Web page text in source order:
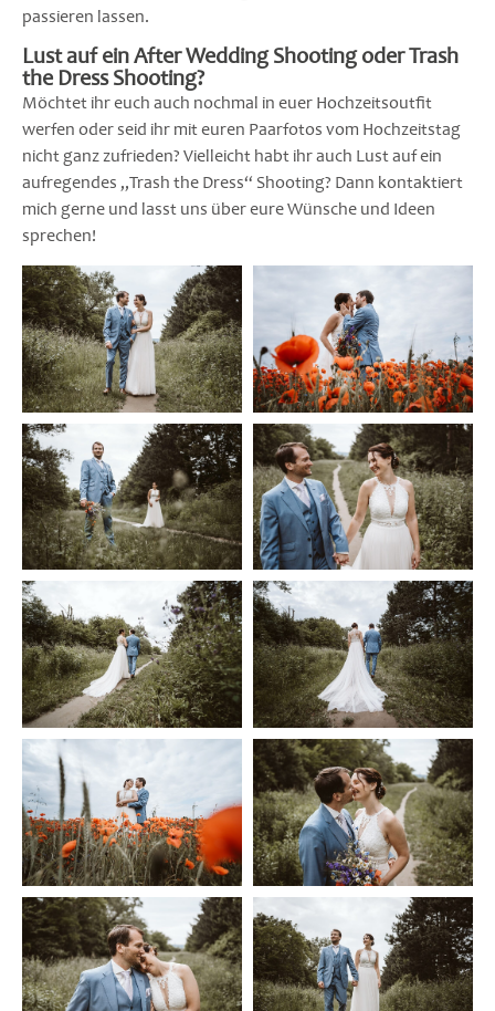
passieren lassen.
Lust auf ein After Wedding Shooting oder Trash
the Dress Shooting?
Möchtet ihr euch auch nochmal in euer Hochzeitsoutfit
werfen oder seid ihr mit euren Paarfotos vom Hochzeitstag
nicht ganz zufrieden? Vielleicht habt ihr auch Lust auf ein
aufregendes „Trash the Dress“ Shooting? Dann kontaktiert
mich gerne und lasst uns über eure Wünsche und Ideen
sprechen!